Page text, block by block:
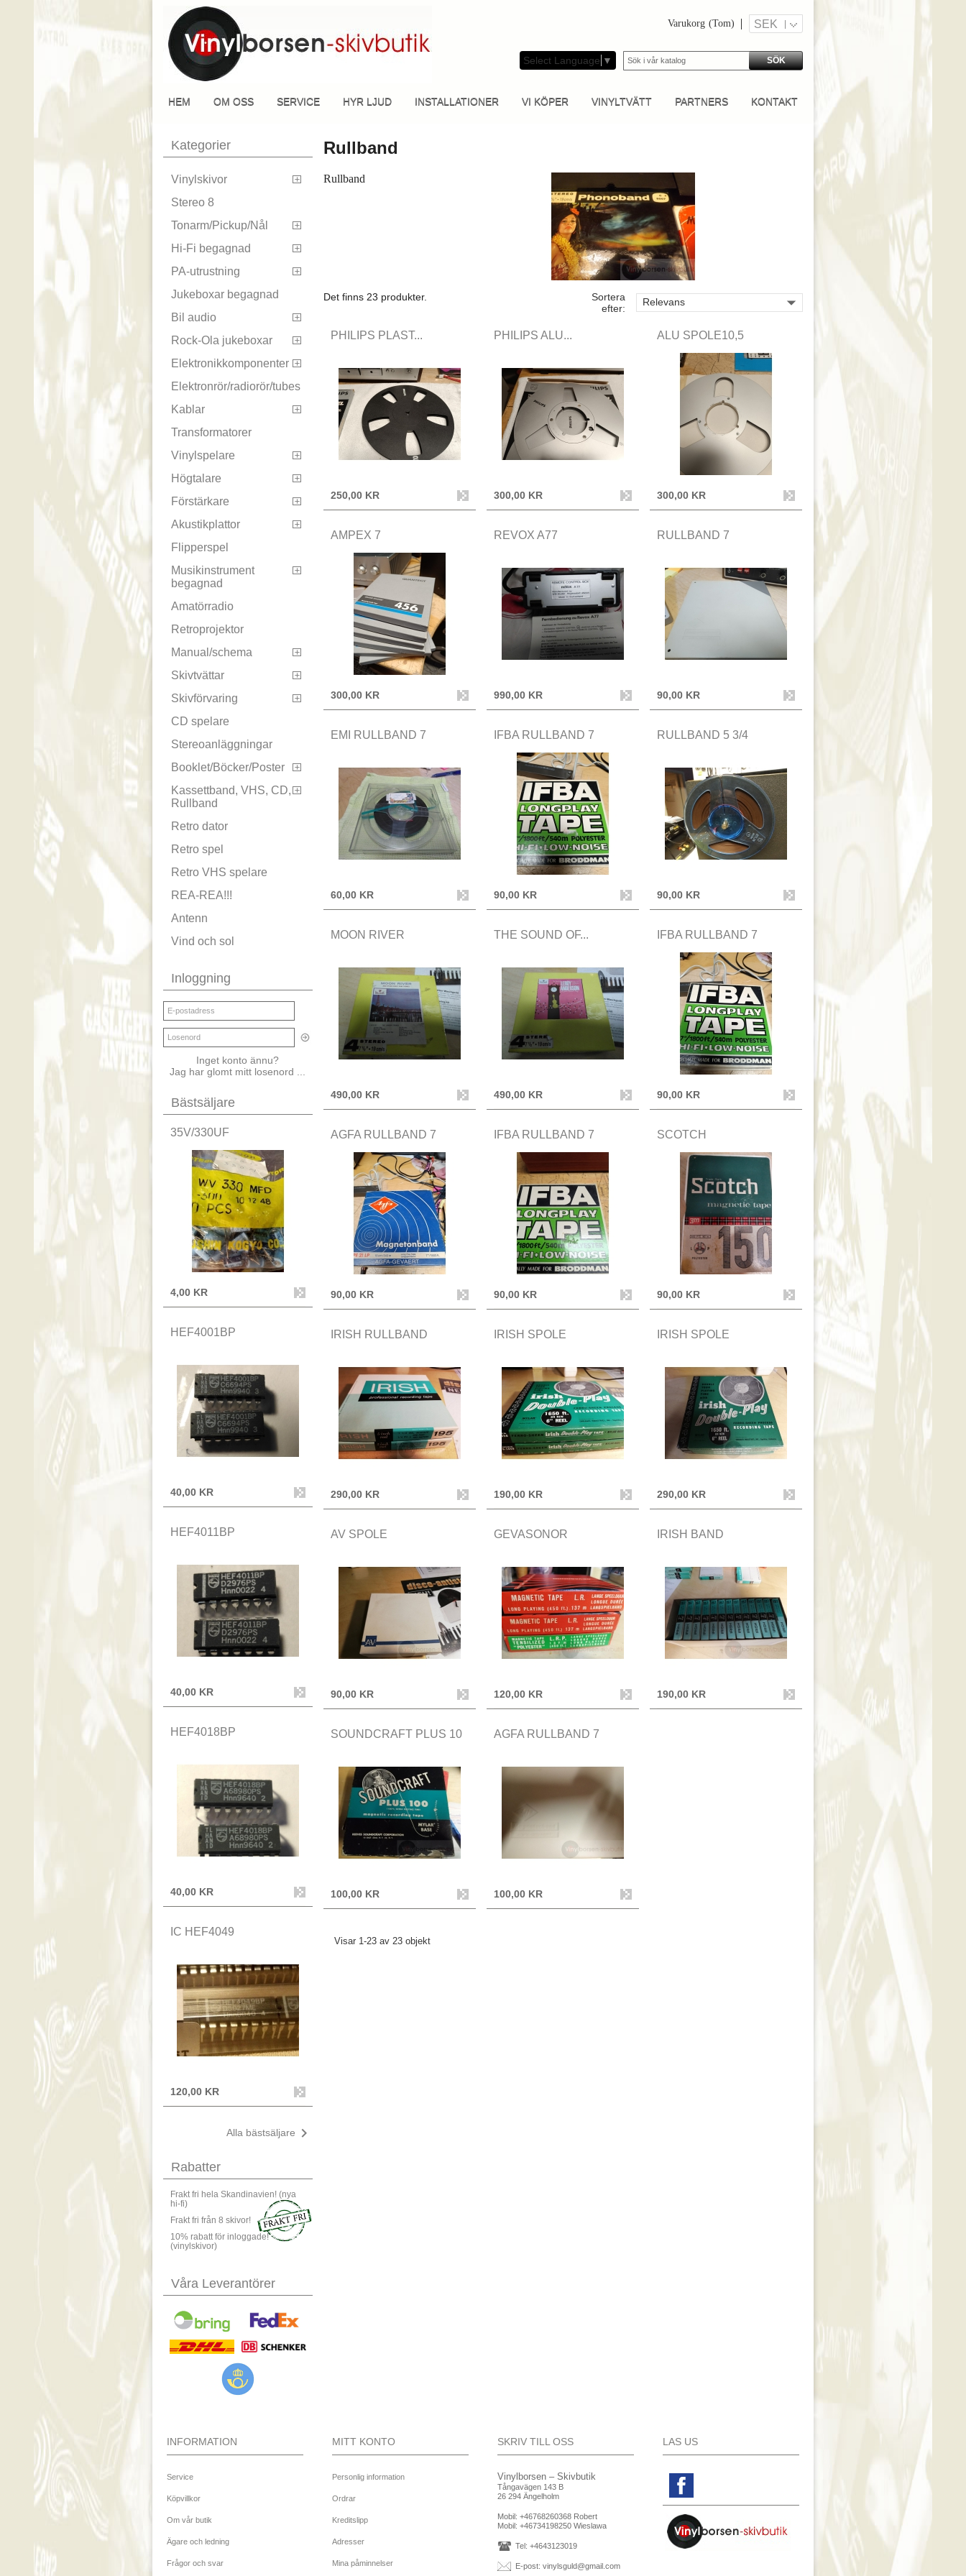
Varukorg (Tom) SEK
Select Language ▼ SÖK
HEM OM OSS SERVICE HYR LJUD INSTALLATIONER VI KÖPER VINYLTVÄTT PARTNERS KONTAKT
Kategorier
Vinylskivor 
Stereo 8
Tonarm/Pickup/Nål

Hi-Fi begagnad 
PA-utrustning 
Jukeboxar begagnad
Bil audio

Rock-Ola jukeboxar 
Elektronikkomponenter 
Elektronrör/radiorör/tubes
Kablar

Transformatorer
Vinylspelare

Högtalare 
Förstärkare 
Akustikplattor 
Flipperspel
Musikinstrument
begagnad

Amatörradio
Retroprojektor
Manual/schema

Skivtvättar 
Skivförvaring 
CD spelare
Stereoanläggningar
Booklet/Böcker/Poster

Kassettband, VHS, CD,
Rullband

Retro dator
Retro spel
Retro VHS spelare
REA-REA!!!
Antenn
Vind och sol
Inloggning
Inget konto ännu?
Jag har glomt mitt losenord ...
Bästsäljare
35V/330UF
4,00 KR
HEF4001BP
40,00 KR
HEF4011BP
40,00 KR
HEF4018BP
40,00 KR
IC HEF4049
120,00 KR
Alla bästsäljare 
Rabatter
Frakt fri hela Skandinavien! (nya
hi-fi)
Frakt fri från 8 skivor!
10% rabatt för inloggade!
(vinylskivor)
Våra Leverantörer
Rullband
Rullband
Det finns 23 produkter.
Sortera
efter:
Relevans 
PHILIPS PLAST...
250,00 KR
PHILIPS ALU...
300,00 KR
ALU SPOLE10,5
300,00 KR
AMPEX 7
300,00 KR
REVOX A77
990,00 KR
RULLBAND 7
90,00 KR
EMI RULLBAND 7
60,00 KR
IFBA RULLBAND 7
90,00 KR
RULLBAND 5 3/4
90,00 KR
MOON RIVER
490,00 KR
THE SOUND OF...
490,00 KR
IFBA RULLBAND 7
90,00 KR
AGFA RULLBAND 7
90,00 KR
IFBA RULLBAND 7
90,00 KR
SCOTCH
90,00 KR
IRISH RULLBAND
290,00 KR
IRISH SPOLE
190,00 KR
IRISH SPOLE
290,00 KR
AV SPOLE
90,00 KR
GEVASONOR
120,00 KR
IRISH BAND
190,00 KR
SOUNDCRAFT PLUS 10
100,00 KR
AGFA RULLBAND 7
100,00 KR
Visar 1-23 av 23 objekt
INFORMATION
Service
Köpvillkor
Om vår butik
Ägare och ledning
Frågor och svar
MITT KONTO
Personlig information
Ordrar
Kreditslipp
Adresser
Mina påminnelser
SKRIV TILL OSS
Vinylborsen – Skivbutik
Tångavägen 143 B
26 294 Ängelholm
Mobil: +46768260368 Robert
Mobil: +46734198250 Wieslawa
Tel: +4643123019
E-post: vinylsguld@gmail.com
LAS US